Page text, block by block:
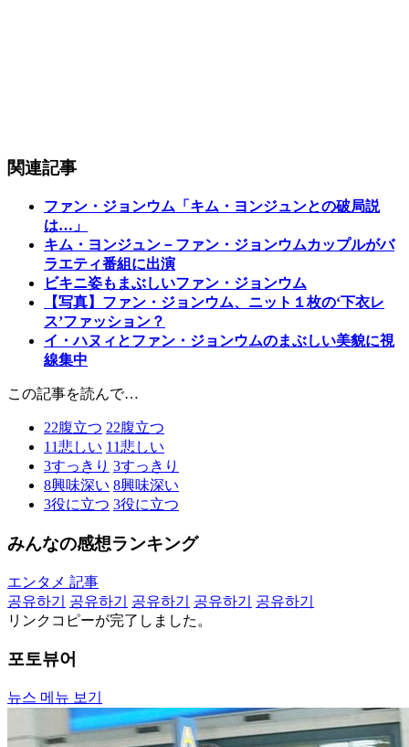
関連記事
ファン・ジョンウム「キム・ヨンジュンとの破局説
は…」
キム・ヨンジュン－ファン・ジョンウムカップルがバ
ラエティ番組に出演
ビキニ姿もまぶしいファン・ジョンウム
【写真】ファン・ジョンウム、ニット１枚の‘下衣レ
ス’ファッション？
イ・ハヌィとファン・ジョンウムのまぶしい美貌に視
線集中
この記事を読んで…
22腹立つ 22腹立つ
11悲しい 11悲しい
3すっきり 3すっきり
8興味深い 8興味深い
3役に立つ 3役に立つ
みんなの感想ランキング
エンタメ 記事
공유하기
공유하기 공유하기 공유하기
공유하기
リンクコピーが完了しました。
포토뷰어
뉴스 메뉴 보기